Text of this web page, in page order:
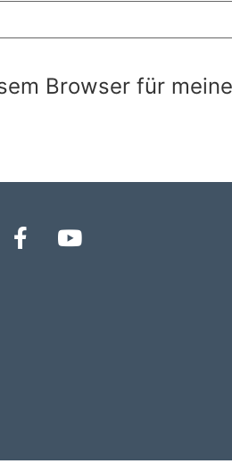
Browser für